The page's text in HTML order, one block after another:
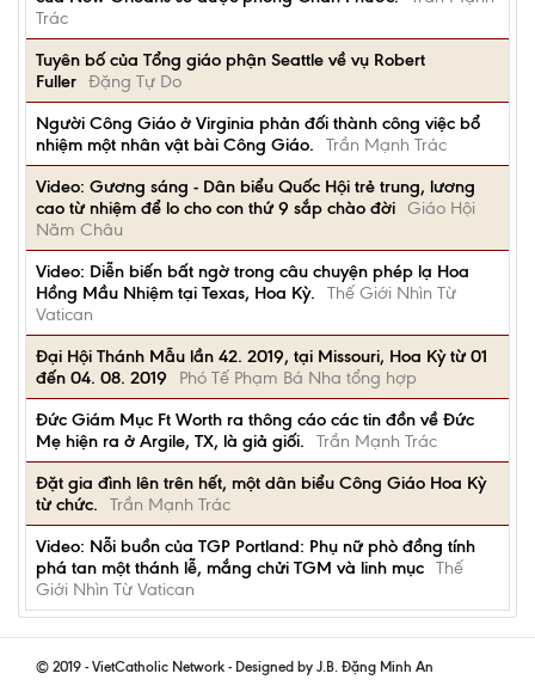
Trác
Tuyên bố của Tổng giáo phận Seattle về vụ Robert
Fuller Đặng Tự Do
Người Công Giáo ở Virginia phản đối thành công việc bổ
nhiệm một nhân vật bài Công Giáo.
Trần Mạnh Trác
Video: Gương sáng - Dân biểu Quốc Hội trẻ trung, lương
cao từ nhiệm để lo cho con thứ 9 sắp chào đời Giáo Hội
Năm Châu
Video: Diễn biến bất ngờ trong câu chuyện phép lạ Hoa
Hồng Mầu Nhiệm tại Texas, Hoa Kỳ.
Thế Giới Nhìn Từ
Vatican
Đại Hội Thánh Mẫu lần 42. 2019, tại Missouri, Hoa Kỳ từ 01
đến 04. 08. 2019
Phó Tế Phạm Bá Nha tổng hợp
Đức Giám Mục Ft Worth ra thông cáo các tin đồn về Đức
Mẹ hiện ra ở Argile, TX, là giả giối.
Trần Mạnh Trác
Đặt gia đình lên trên hết, một dân biểu Công Giáo Hoa Kỳ
từ chức.
Trần Mạnh Trác
Video: Nỗi buồn của TGP Portland: Phụ nữ phò đồng tính
phá tan một thánh lễ, mắng chửi TGM và linh mục Thế
Giới Nhìn Từ Vatican
© 2019 - VietCatholic Network - Designed by J.B. Đặng Minh An